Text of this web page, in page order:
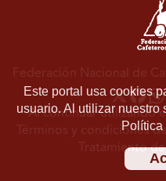
Este portal usa cookies
usuario. Al utilizar nuestro
Política
Federación Nacional de
Al continuar utilizando
Términos y condiciones
Tratamiento